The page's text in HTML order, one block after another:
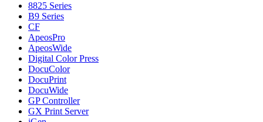
8825 Series
B9 Series
CF
ApeosPro
ApeosWide
Digital Color Press
DocuColor
DocuPrint
DocuWide
GP Controller
GX Print Server